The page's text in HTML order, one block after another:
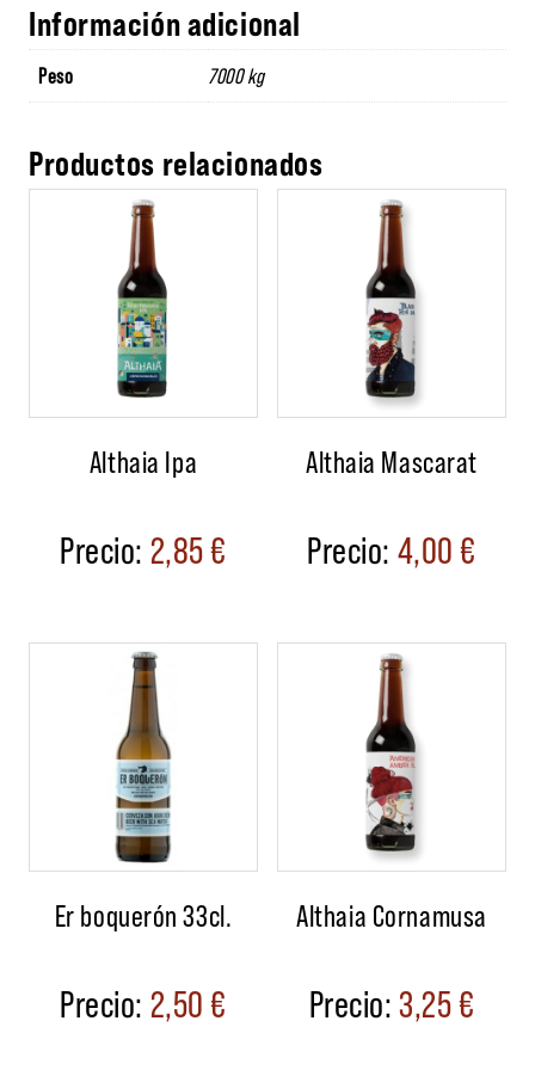
Información adicional
Peso 7000 kg
Productos relacionados
Althaia Ipa
2,85€
Althaia Mascarat
4,00€
Er boquerón 33cl.
2,50€
Althaia Cornamusa
3,25€